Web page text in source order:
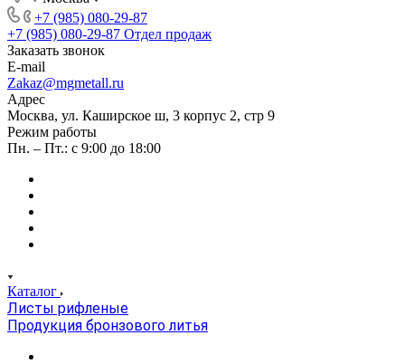
+7 (985) 080-29-87
+7 (985) 080-29-87 Отдел продаж
Заказать звонок
E-mail
Zakaz@mgmetall.ru
Адрес
Москва, ул. Каширское ш, 3 корпус 2, стр 9
Режим работы
Пн. – Пт.: с 9:00 до 18:00
Каталог
Листы рифленые
Продукция бронзового литья